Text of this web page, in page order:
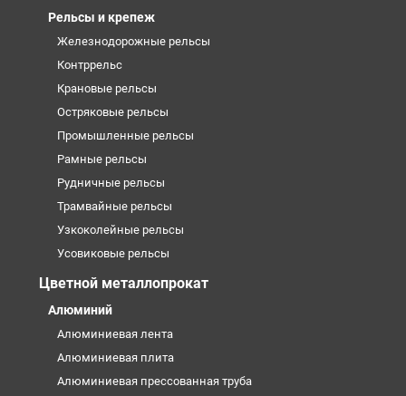
Рельсы и крепеж
Железнодорожные рельсы
Контррельс
Крановые рельсы
Остряковые рельсы
Промышленные рельсы
Рамные рельсы
Рудничные рельсы
Трамвайные рельсы
Узкоколейные рельсы
Усовиковые рельсы
Цветной металлопрокат
Алюминий
Алюминиевая лента
Алюминиевая плита
Алюминиевая прессованная труба